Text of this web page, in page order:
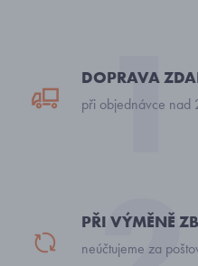
DOPRAVA
při objednávce nad
PŘI VÝMĚNĚ
neúčtujeme za